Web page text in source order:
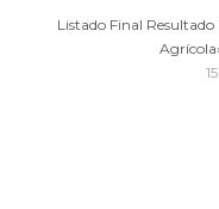
Listado Final